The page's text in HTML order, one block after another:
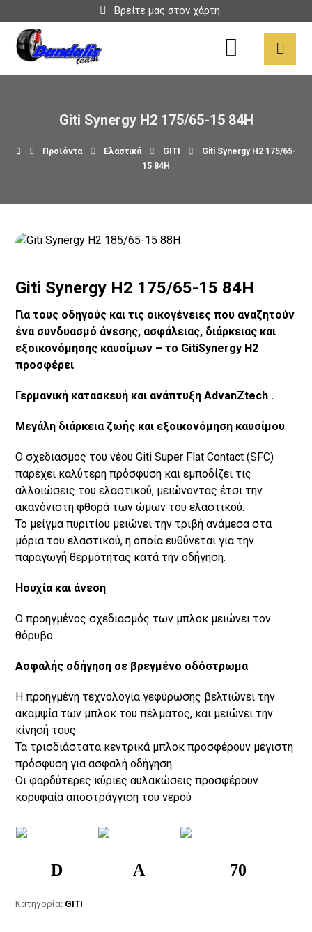
Βρείτε μας στον χάρτη
Giti Synergy H2 175/65-15 84H
Προϊόντα Ελαστικά GITI
Giti Synergy H2 175/65-
15 84H
Giti Synergy H2 175/65-15 84H
Για τους οδηγούς και τις οικογένειες που αναζητούν
ένα συνδυασμό άνεσης, ασφάλειας, διάρκειας και
εξοικονόμησης καυσίμων – το GitiSynergy H2
προσφέρει
Γερμανική κατασκευή και ανάπτυξη AdvanZtech .
Μεγάλη διάρκεια ζωής και εξοικονόμηση καυσίμου
Ο σχεδιασμός του νέου Giti Super Flat Contact (SFC)
παρέχει καλύτερη πρόσφυση και εμποδίζει τις
αλλοιώσεις του ελαστικού, μειώνοντας έτσι την
ακανόνιστη φθορά των ώμων του ελαστικού.
Το μείγμα πυριτίου μειώνει την τριβή ανάμεσα στα
μόρια του ελαστικού, η οποία ευθύνεται για την
παραγωγή θερμότητας κατά την οδήγηση.
Ησυχία και άνεση
Ο προηγμένος σχεδιασμός των μπλοκ μειώνει τον
θόρυβο
Ασφαλής οδήγηση σε βρεγμένο οδόστρωμα
Η προηγμένη τεχνολογία γεφύρωσης βελτιώνει την
ακαμψία των μπλοκ του πέλματος, και μειώνει την
κίνησή τους
Τα τρισδιάστατα κεντρικά μπλοκ προσφέρουν μέγιστη
πρόσφυση για ασφαλή οδήγηση
Οι φαρδύτερες κύριες αυλακώσεις προσφέρουν
κορυφαία αποστράγγιση του νερού
D A 70
Κατηγορία: GITI